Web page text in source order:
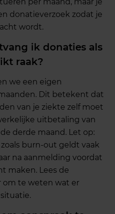
donatieverzoek zodat je
wordt.
ik donaties als
raak?
we een eigen
Dit betekent dat
van je ziekte zelf moet
uitbetaling van
derde maand. Let op:
burn-out geldt vaak
na aanmelding voordat
maken. Lees de
om te weten wat er